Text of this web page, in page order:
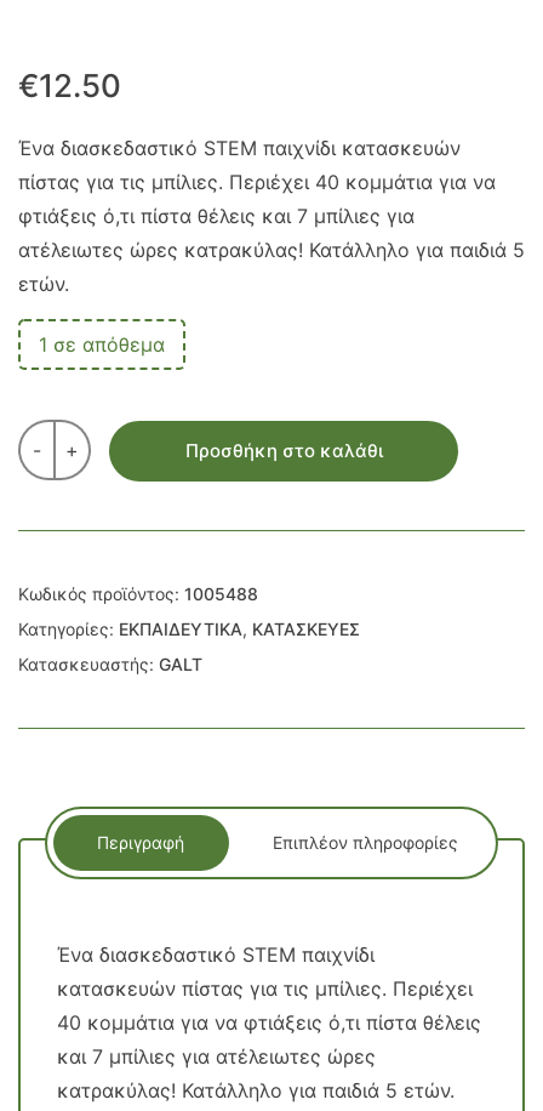
€12.50
Ένα διασκεδαστικό STEM παιχνίδι κατασκευών
πίστας για τις μπίλιες. Περιέχει 40 κομμάτια για να
φτιάξεις ό,τι πίστα θέλεις και 7 μπίλιες για
ατέλειωτες ώρες κατρακύλας! Κατάλληλο για παιδιά 5
ετών.
1 σε απόθεμα
- + Προσθήκη στο καλάθι
Κωδικός προϊόντος: 1005488
Κατηγορίες: ΕΚΠΑΙΔΕΥΤΙΚΑ, ΚΑΤΑΣΚΕΥΕΣ
Κατασκευαστής: GALT
Περιγραφή Επιπλέον πληροφορίες
Ένα διασκεδαστικό STEM παιχνίδι
κατασκευών πίστας για τις μπίλιες. Περιέχει
40 κομμάτια για να φτιάξεις ό,τι πίστα θέλεις
και 7 μπίλιες για ατέλειωτες ώρες
κατρακύλας! Κατάλληλο για παιδιά 5 ετών.